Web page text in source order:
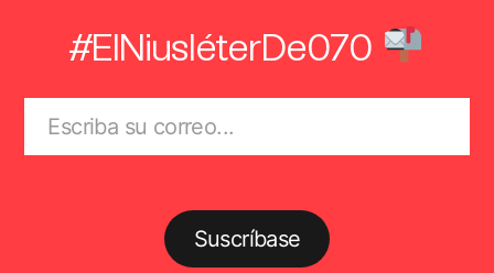
#ElNiusléterDe070
Suscríbase